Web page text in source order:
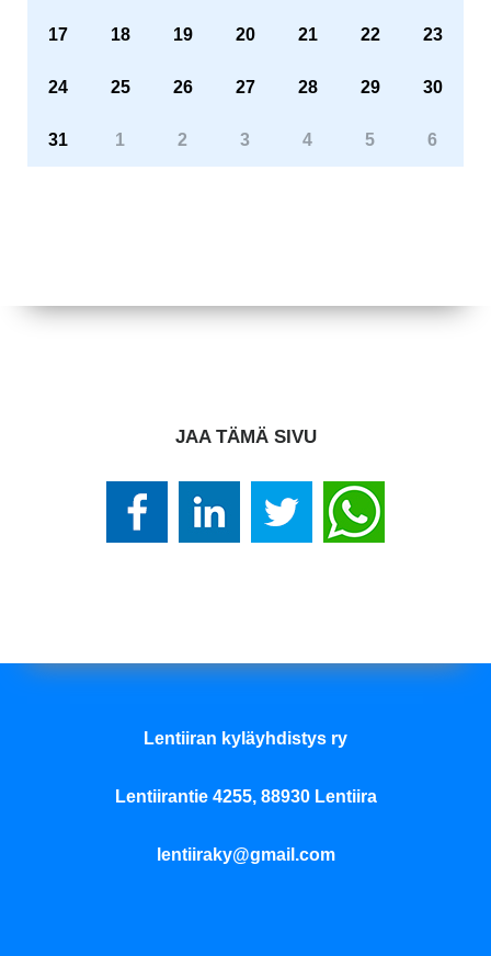
17 18 19 20 21 22 23
24 25 26 27 28 29 30
31 1 2 3 4 5 6
JAA TÄMÄ SIVU
Lentiiran kyläyhdistys ry
Lentiirantie 4255, 88930 Lentiira
lentiiraky@gmail.com